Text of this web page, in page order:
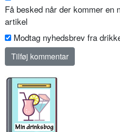
Få besked når der kommer en
artikel
Modtag nyhedsbrev fra